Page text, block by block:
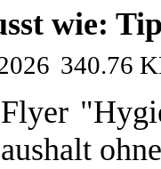
wie:
340.76